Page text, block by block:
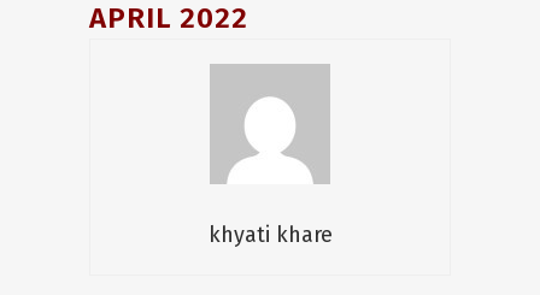
APRIL 2022
khyati khare